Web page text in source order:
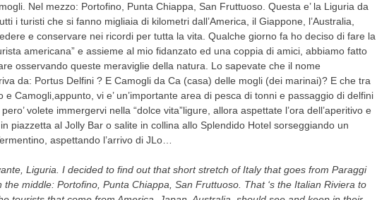
Nel mezzo: Portofino, Punta Chiappa, San Fruttuoso. Questa e’ la Liguria da
i turisti che si fanno migliaia di kilometri dall’America, il Giappone, l’Australia,
e conservare nei ricordi per tutta la vita. Qualche giorno fa ho deciso di fare la
americana” e assieme al mio fidanzato ed una coppia di amici, abbiamo fatto
osservando queste meraviglie della natura. Lo sapevate che il nome
da: Portus Delfini ? E Camogli da Ca (casa) delle mogli (dei marinai)? E che tra
e Camogli,appunto, vi e’ un’importante area di pesca di tonni e passaggio di delfini
volete immergervi nella “dolce vita”ligure, allora aspettate l’ora dell’aperitivo e
piazzetta al Jolly Bar o salite in collina allo Splendido Hotel sorseggiando un
aspettando l’arrivo di JLo…
, Liguria. I decided to find out that short stretch of Italy that goes from Paraggi
the middle: Portofino Punta Chiappa, San Fruttuoso. That ‘s the Italian Riviera to